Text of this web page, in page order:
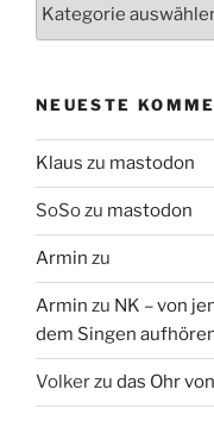
NEUESTE
Klaus zu mastodon
SoSozu mastodon
Armin zu
Armin zu NK – von
dem Singen
Volkerzu das Ohr